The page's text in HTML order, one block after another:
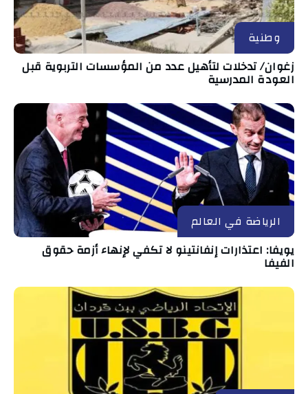
وطنية
زغوان/ تدخلات لتأهيل عدد من المؤسسات التربوية قبل
العودة المدرسية
الرياضة في العالم
يويفا: اعتذارات إنفانتينو لا تكفي لإنهاء أزمة حقوق
الفيفا